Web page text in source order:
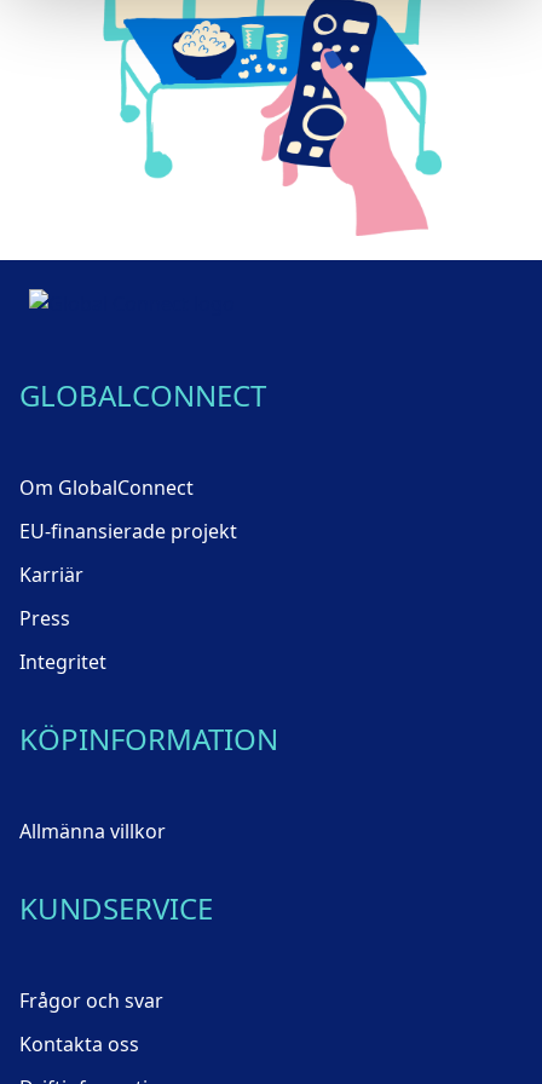
GLOBALCONNECT
Om GlobalConnect
EU-finansierade projekt
Karriär
Press
Integritet
KÖPINFORMATION
Allmänna villkor
KUNDSERVICE
Frågor och svar
Kontakta oss